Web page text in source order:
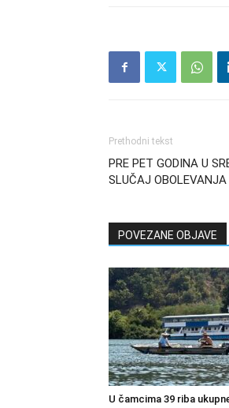
Prethodni tekst
PRE PET GODINA U
SLUČAJ
POVEZANE OBJAVE
U čamcima 39 riba